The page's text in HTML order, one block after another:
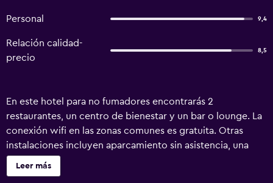
Personal 9,4
Relación calidad-
precio
8,5
En este hotel para no fumadores encontrarás 2
restaurantes, un centro de bienestar y un bar o lounge. La
conexión wifi en las zonas comunes es gratuita. Otras
instalaciones incluyen aparcamiento sin asistencia, una
zona para conferencias y servicio de tintorería.
Steigenberger Hotel de Saxe ofrece 185 alojamientos con
Leer más